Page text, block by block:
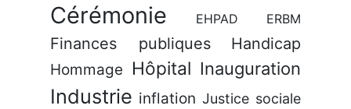
Cérémonie EHPAD ERBM
Finances publiques Handicap
Hommage Hôpital Inauguration
Industrie inflation Justice sociale